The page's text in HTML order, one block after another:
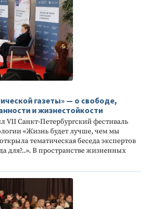
газеты» — о свободе,
и жизнестойкости
VII Санкт-Петербургский фестиваль
«Жизнь будет лучше, чем мы
тематическая беседа экспертов
для?..». В пространстве жизненных